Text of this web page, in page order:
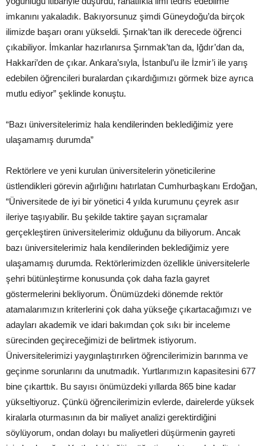
imkanını yakaladık. Bakıyorsunuz şimdi Güneydoğu’da birçok
ilimizde başarı oranı yükseldi. Şırnak’tan ilk derecede öğrenci
çıkabiliyor. İmkanlar hazırlanırsa Şırnmak’tan da, Iğdır’dan da,
Hakkari’den de çıkar. Ankara’sıyla, İstanbul’u ile İzmir’i ile yarış
edebilen öğrencileri buralardan çıkardığımızı görmek bize ayrıca
mutlu ediyor” şeklinde konuştu.
“Bazı üniversitelerimiz hala kendilerinden beklediğimiz yere
ulaşamamış durumda”
Rektörlere ve yeni kurulan üniversitelerin yöneticilerine
üstlendikleri görevin ağırlığını hatırlatan Cumhurbaşkanı Erdoğan,
“Üniversitede de iyi bir yönetici 4 yılda kurumunu çeyrek asır
ileriye taşıyabilir. Bu şekilde taktire şayan sıçramalar
gerçekleştiren üniversitelerimiz olduğunu da biliyorum. Ancak
bazı üniversitelerimiz hala kendilerinden beklediğimiz yere
ulaşamamış durumda. Rektörlerimizden özellikle üniversitelerle
şehri bütünleştirme konusunda çok daha fazla gayret
göstermelerini bekliyorum. Önümüzdeki dönemde rektör
atamalarımızın kriterlerini çok daha yükseğe çıkartacağımızı ve
adayları akademik ve idari bakımdan çok sıkı bir inceleme
sürecinden geçireceğimizi de belirtmek istiyorum.
Üniversitelerimizi yaygınlaştırırken öğrencilerimizin barınma ve
geçinme sorunlarını da unutmadık. Yurtlarımızın kapasitesini 677
bine çıkarttık. Bu sayısı önümüzdeki yıllarda 865 bine kadar
yükseltiyoruz. Çünkü öğrencilerimizin evlerde, dairelerde yüksek
kiralarla oturmasının da bir maliyet analizi gerektirdiğini
söylüyorum, ondan dolayı bu maliyetleri düşürmenin gayreti